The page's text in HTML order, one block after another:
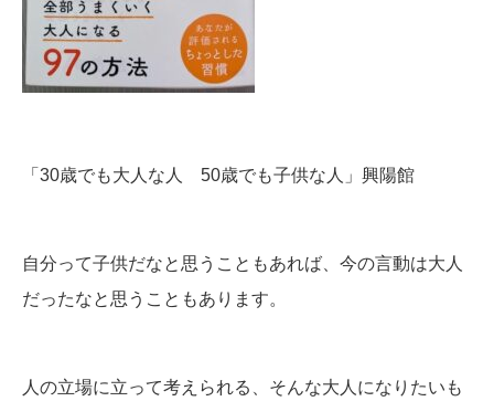
「30歳でも大人な人 50歳でも子供な人」興陽館
自分って子供だなと思うこともあれば、今の言動は大人
だったなと思うこともあります。
人の立場に立って考えられる、そんな大人になりたいも